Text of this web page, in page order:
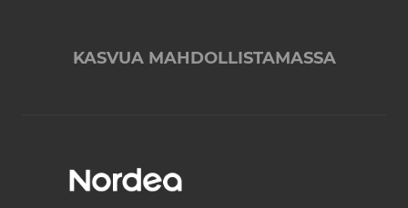
KASVUA MAHDOLLISTAMASSA